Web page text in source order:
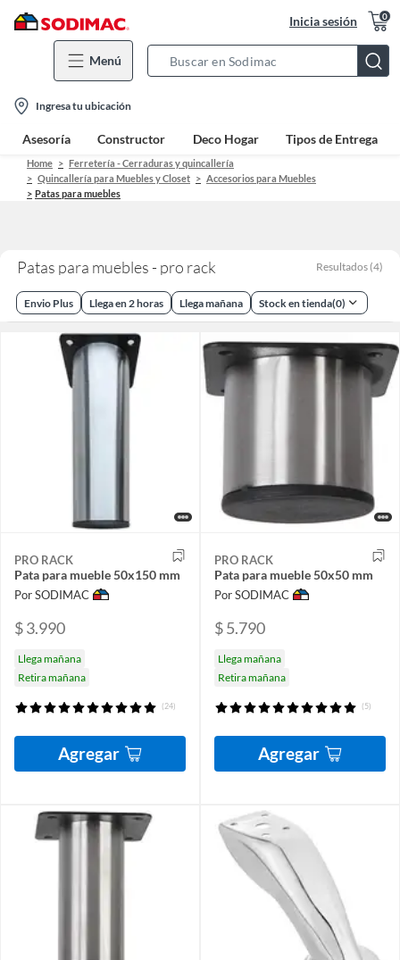
Inicia sesión 0
Menú
Bar
location-
icon
Ingresa tu ubicación
Asesoría Constructor Deco Hogar Tipos de Entrega
Home
Ferretería - Cerraduras y quincallería
Quincallería para Muebles y Closet
Accesorios para Muebles
Patas para muebles
Patas para muebles - pro rack Resultados (4)
Envio Plus Llega en 2 horas Llega mañana Stock en tienda(0)
PRO RACK
Pata para mueble 50x150 mm
Por SODIMAC
$ 3.990
Llega mañana
Retira mañana
(24)
Agregar
PRO RACK
Pata para mueble 50x50 mm
Por SODIMAC
$ 5.790
Llega mañana
Retira mañana
(5)
Agregar